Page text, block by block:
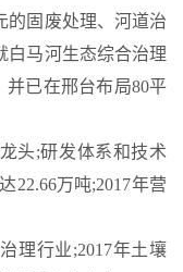
的固废处理、河道治
白马河生态综合治理
并已在邢台布局80平
头;研发体系和技术
22.66万吨;2017年营
理行业;2017年土壤